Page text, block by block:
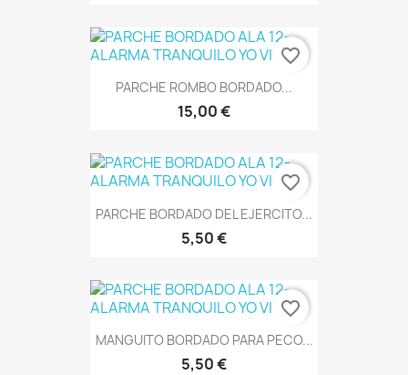
PARCHE ROMBO BORDADO...
15,00 €
favorite_border
PARCHE BORDADO DEL EJERCITO...
5,50 €
favorite_border
MANGUITO BORDADO PARA PECO...
5,50 €
favorite_border